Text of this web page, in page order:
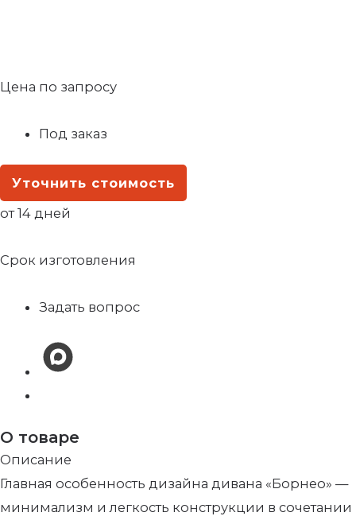
Цена по запросу
Под заказ
Уточнить стоимость
от 14 дней
Срок изготовления
Задать вопрос
О товаре
Описание
Главная особенность дизайна дивана «Борнео» —
минимализм и легкость конструкции в сочетании